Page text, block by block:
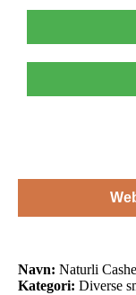
Navn: Naturli
Kategori: Diverse